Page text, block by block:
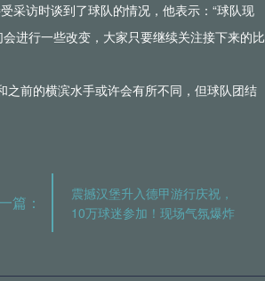
采访时谈到了球队的情况，他表示：“球队现
进行一些改变，大家只要继续关注接下来的比
之前的横滨水手或许会有所不同，但球队团结
篇：
震撼汉堡升入德甲游行庆祝，
10万球迷参加！现场气氛爆炸